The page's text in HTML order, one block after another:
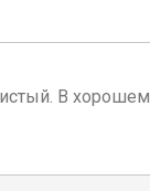
В хорошем